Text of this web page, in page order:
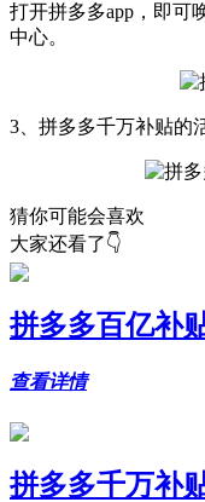
打开拼多多app，即可
中心。
3、拼多多千万补贴的
猜你可能会喜欢
大家还看了👇
拼多多百亿补
查看详情
拼多多千万补